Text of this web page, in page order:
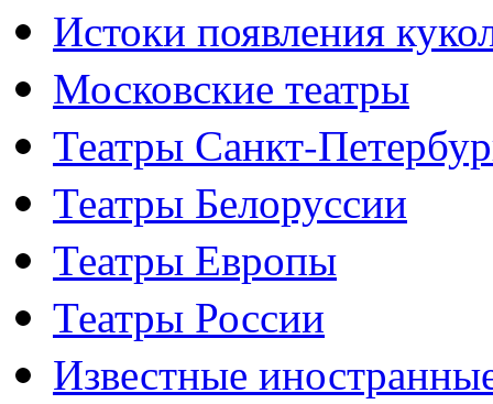
Истоки появления
Московские театры
Театры Санкт-
Театры Белоруссии
Театры Европы
Театры России
Известные